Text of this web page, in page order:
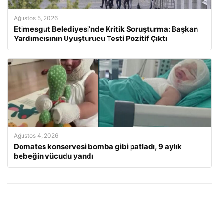
Ağustos 5, 2026
Etimesgut Belediyesi’nde Kritik Soruşturma: Başkan
Yardımcısının Uyuşturucu Testi Pozitif Çıktı
Ağustos 4, 2026
Domates konservesi bomba gibi patladı, 9 aylık
bebeğin vücudu yandı